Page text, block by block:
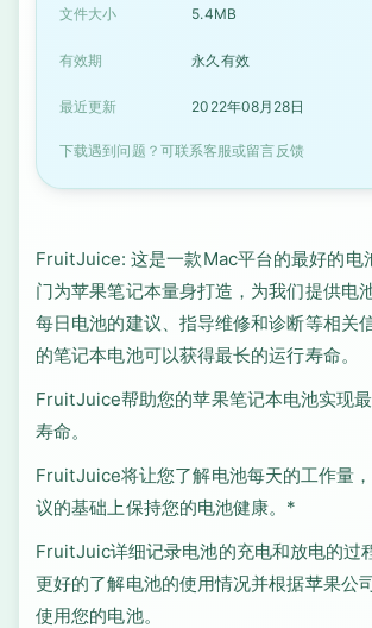
文件大小 5.4MB
有效期 永久有效
最近更新 2022年08月28日
下载遇到问题？可联系客服或留言反馈
FruitJuice: 这是一款Mac平台的最好的电
门为苹果笔记本量身打造，为我们提供电
每日电池的建议、指导维修和诊断等相关
的笔记本电池可以获得最长的运行寿命。
FruitJuice帮助您的苹果笔记本电池实现
寿命。
FruitJuice将让您了解电池每天的工作量
议的基础上保持您的电池健康。*
FruitJuic详细记录电池的充电和放电的过
更好的了解电池的使用情况并根据苹果公
使用您的电池。